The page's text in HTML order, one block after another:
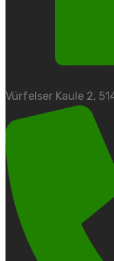
Vürfelser Kaule 2,